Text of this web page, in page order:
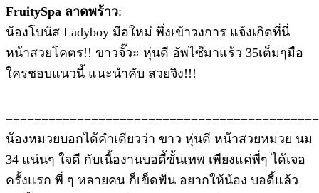
FruitySpa ลาดพร้าว:
น้องโบนัส Ladyboy มือใหม่ พึ่งเข้าวงการ แจ้งเกิดที่นี่
หน้าสวยโคตร!! ขาวจั๊วะ หุ่นดี อัพไซ๊มาแร้ว 35เต็มๆมือ
ใครชอบแนวนี้ แนะนำคับ สวยจิง!!!
น้องหมวยบอกได้คำเดียวว่า ขาว หุ่นดี หน้าสวยหมวย นม
34 แน่นๆ ใจดี กับเนื้องานบอดี้ขั้นเทพ เพียงแค่พี่ๆ ได้เจอ
ครั้งแรก พี่ ๆ หลายคน ก็เข็ดฟัน อยากให้น้อง บอดี้แล้ว